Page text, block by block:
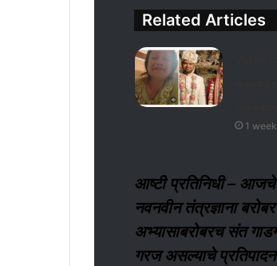
Related Articles
1
आष्टी प्रतिनिधी –
नवनवीन तंत्रज्ञाना
अभ्यासाबरोबरच संत
गरज असल्याचे